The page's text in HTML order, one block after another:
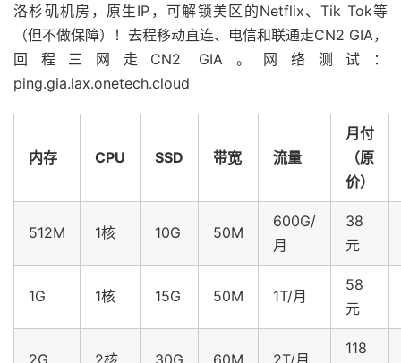
洛杉矶机房，原生IP，可解锁美区的Netflix、Tik Tok等
（但不做保障）！去程移动直连、电信和联通走CN2 GIA，
回程三网走CN2 GIA。网络测试：
ping.gia.lax.onetech.cloud
内存 CPU SSD 带宽 流量
月付
（原
价）
512M 1核 10G 50M
600G/
月
38
元
1G 1核 15G 50M 1T/月
58
元
2G 2核 30G 60M 2T/月
118